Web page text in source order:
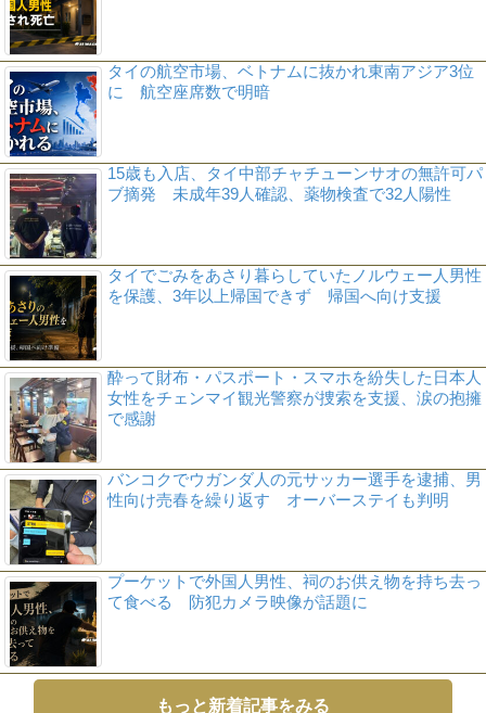
タイの航空市場、ベトナムに抜かれ東南アジア3位
に 航空座席数で明暗
15歳も入店、タイ中部チャチューンサオの無許可パ
ブ摘発 未成年39人確認、薬物検査で32人陽性
タイでごみをあさり暮らしていたノルウェー人男性
を保護、3年以上帰国できず 帰国へ向け支援
酔って財布・パスポート・スマホを紛失した日本人
女性をチェンマイ観光警察が捜索を支援、涙の抱擁
で感謝
バンコクでウガンダ人の元サッカー選手を逮捕、男
性向け売春を繰り返す オーバーステイも判明
プーケットで外国人男性、祠のお供え物を持ち去っ
て食べる 防犯カメラ映像が話題に
もっと新着記事をみる